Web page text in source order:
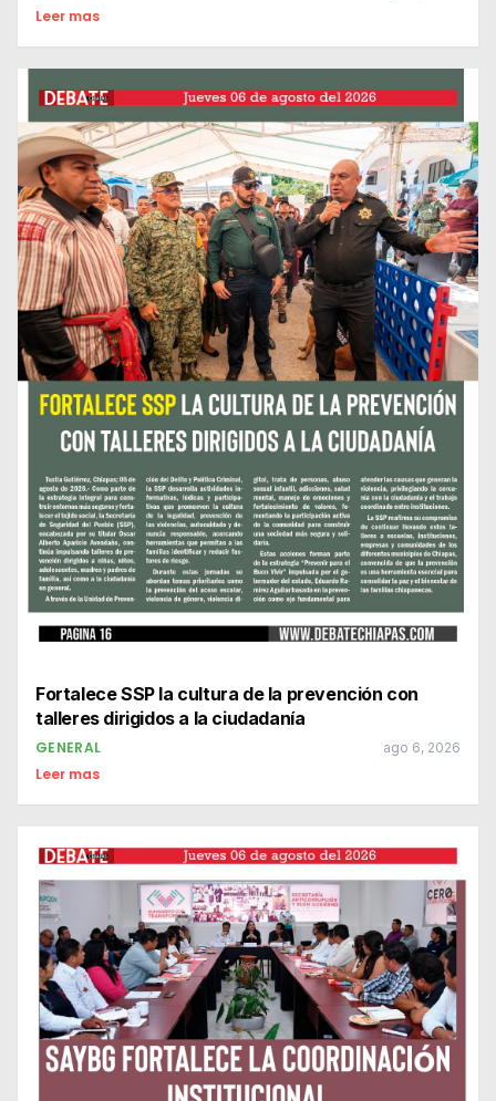
Leer mas
Fortalece SSP la cultura de la prevención con
talleres dirigidos a la ciudadanía
GENERAL ago 6, 2026
Leer mas